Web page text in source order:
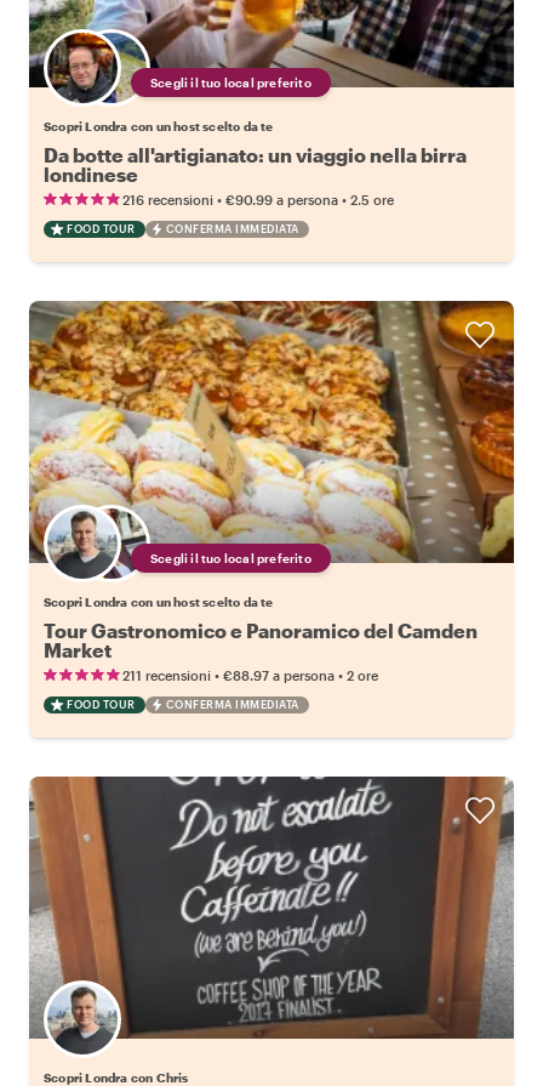
Scegli il tuo local preferito
Scopri Londra con un host scelto da te
Da botte all'artigianato: un viaggio nella birra
londinese
216 recensioni • €90.99 a persona • 2.5 ore
FOOD TOUR CONFERMA IMMEDIATA
Scegli il tuo local preferito
Scopri Londra con un host scelto da te
Tour Gastronomico e Panoramico del Camden
Market
211 recensioni • €88.97 a persona • 2 ore
FOOD TOUR CONFERMA IMMEDIATA
Scopri Londra con Chris